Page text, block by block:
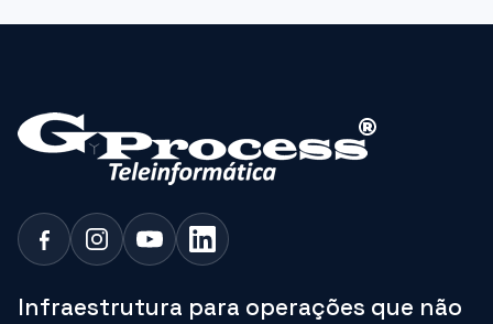
Infraestrutura para operações que não